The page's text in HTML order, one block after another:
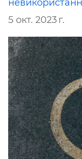
5 окт. 2023 г.